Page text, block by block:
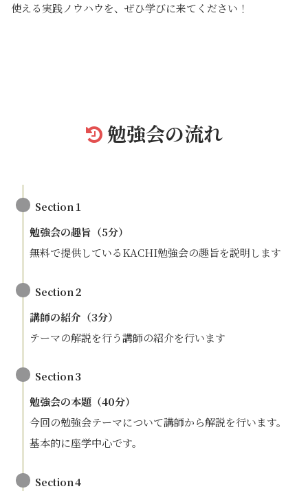
使える実践ノウハウを、ぜひ学びに来てください！
勉強会の流れ
Section１
勉強会の趣旨（5分）
無料で提供しているKACHI勉強会の趣旨を説明します
Section２
講師の紹介（3分）
テーマの解説を行う講師の紹介を行います
Section３
勉強会の本題 （40分）
今回の勉強会テーマについて講師から解説を行います。
基本的に座学中心です。
Section４